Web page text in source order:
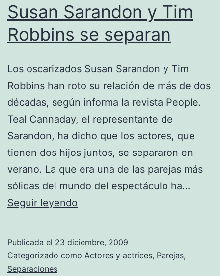
Susan Sarandon y Tim
Robbins se separan
Los oscarizados Susan Sarandon y Tim
Robbins han roto su relación de más de dos
décadas, según informa la revista People.
Teal Cannaday, el representante de
Sarandon, ha dicho que los actores, que
tienen dos hijos juntos, se separaron en
verano. La que era una de las parejas más
sólidas del mundo del espectáculo ha…
Seguir leyendo
Tim
Publicada el 23 diciembre, 2009
Categorizado como Actores y actrices, Parejas,
Separaciones